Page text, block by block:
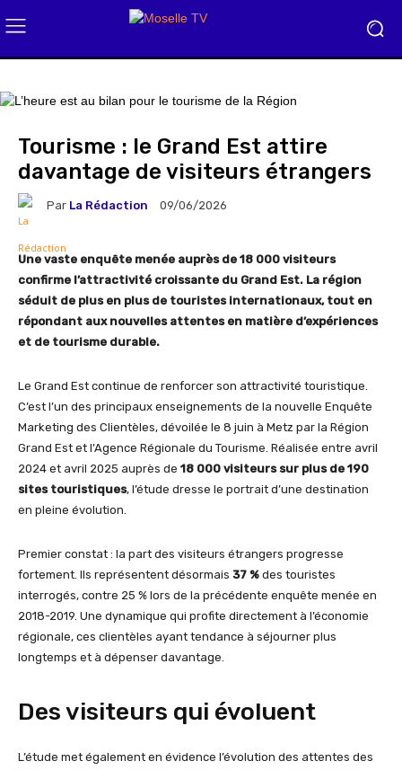
Tourisme : le Grand Est attire
davantage de visiteurs étrangers
Par La Rédaction 09/06/2026
Une vaste enquête menée auprès de 18 000 visiteurs
confirme l’attractivité croissante du Grand Est. La région
séduit de plus en plus de touristes internationaux, tout en
répondant aux nouvelles attentes en matière d’expériences
et de tourisme durable.
Le Grand Est continue de renforcer son attractivité touristique.
C’est l’un des principaux enseignements de la nouvelle Enquête
Marketing des Clientèles, dévoilée le 8 juin à Metz par la Région
Grand Est et l’Agence Régionale du Tourisme. Réalisée entre avril
2024 et avril 2025 auprès de 18 000 visiteurs sur plus de 190
sites touristiques, l’étude dresse le portrait d’une destination
en pleine évolution.
Premier constat : la part des visiteurs étrangers progresse
fortement. Ils représentent désormais 37 % des touristes
interrogés, contre 25 % lors de la précédente enquête menée en
2018-2019. Une dynamique qui profite directement à l’économie
régionale, ces clientèles ayant tendance à séjourner plus
longtemps et à dépenser davantage.
Des visiteurs qui évoluent
L’étude met également en évidence l’évolution des attentes des